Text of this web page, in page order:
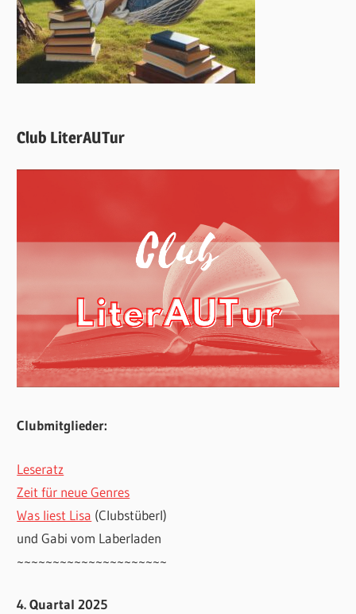
Club LiterAUTur
Clubmitglieder:
Leseratz
Zeit für neue Genres
Was liest Lisa (Clubstüberl)
und Gabi vom Laberladen
~~~~~~~~~~~~~~~~~~~~~
4. Quartal 2025